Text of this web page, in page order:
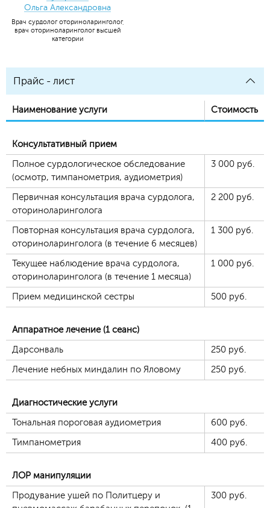
Ольга Александровна
Врач сурдолог оториноларинголог,
врач оториноларинголог высшей
категории
Прайс - лист
Наименование услуги Стоимость
Консультативный прием
Полное сурдологическое обследование
(осмотр, тимпанометрия, аудиометрия)
3 000 руб.
Первичная консультация врача сурдолога,
оториноларинголога
2 200 руб.
Повторная консультация врача сурдолога,
оториноларинголога (в течение 6 месяцев)
1 300 руб.
Текущее наблюдение врача сурдолога,
оториноларинголога (в течение 1 месяца)
1 000 руб.
Прием медицинской сестры 500 руб.
Аппаратное лечение (1 сеанс)
Дарсонваль
250 руб.
Лечение небных миндалин по Яловому
250 руб.
Диагностические услуги
Тональная пороговая аудиометрия
600 руб.
Тимпанометрия
400 руб.
ЛОР манипуляции
Продувание ушей по Политцеру и
300 руб.